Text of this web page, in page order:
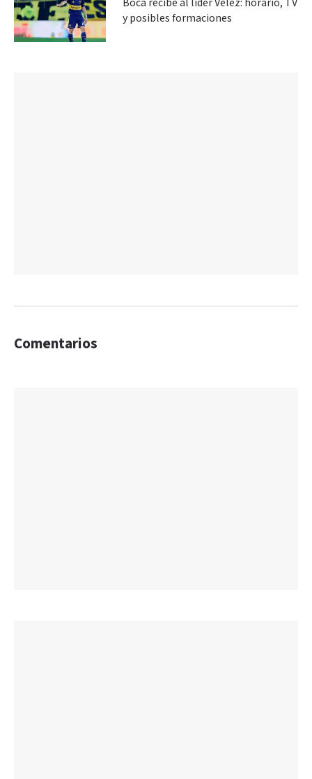
Boca recibe al líder Vélez: horario, TV
y posibles formaciones
Comentarios